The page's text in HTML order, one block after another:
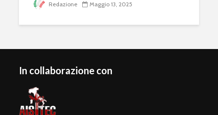
Redazione Maggio 13, 2025
In collaborazione con